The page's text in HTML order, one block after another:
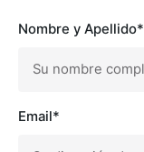
Nombre y Apellido*
Email*